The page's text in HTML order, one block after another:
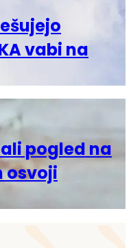
vabi na
pogled na
osvoji